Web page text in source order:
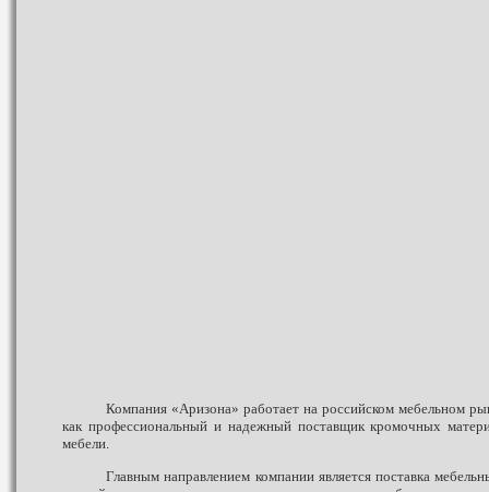
Компания «Аризона» работает на российском мебельном
как профессиональный и надежный поставщик кромочных
мебели.
Главным направлением компании является поставка